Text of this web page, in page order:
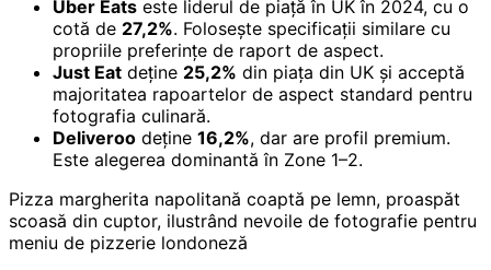
Uber Eats este liderul de piață în UK în 2024, cu o
cotă de 27,2%. Folosește specificații similare cu
propriile preferințe de raport de aspect.
Just Eat deține 25,2% din piața din UK și acceptă
majoritatea rapoartelor de aspect standard pentru
fotografia culinară.
Deliveroo deține 16,2%, dar are profil premium.
Este alegerea dominantă în Zone 1–2.
Pizza margherita napolitană coaptă pe lemn, proaspăt
scoasă din cuptor, ilustrând nevoile de fotografie pentru
meniu de pizzerie londoneză